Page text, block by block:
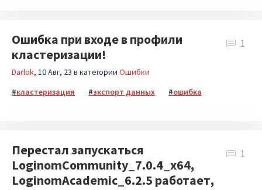
1
Ошибка при входе в профили
кластеризации!
Darlok 10 Авг, 23 в категории Ошибки
кластеризация
экспорт данных ошибка
1
Перестал запускаться
LoginomCommunity_7.0.4_x64,
LoginomAcademic_6.2.5 работает,